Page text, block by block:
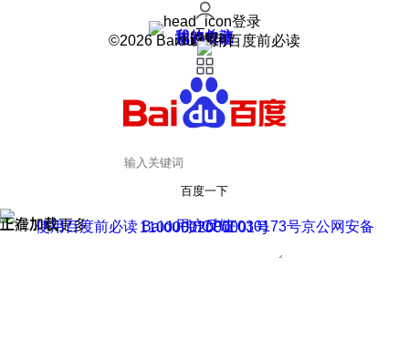
登录
我的关注
我的收藏
皮肤中心
用户反馈
设置
©2026 Baidu 使用百度前必读
百度一下
正在加载
上滑加载更多 用户反馈
使用百度前必读 Baidu 京ICP证030173号
京公网安备11000002000001号